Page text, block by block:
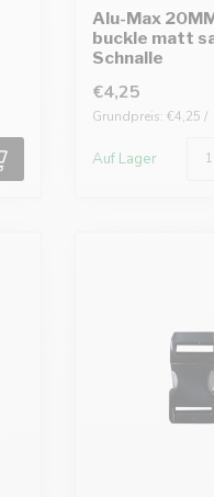
Alu-Max
buckle matt
Schnalle
€4,25
Grundpreis: €4,25 /
Auf Lager